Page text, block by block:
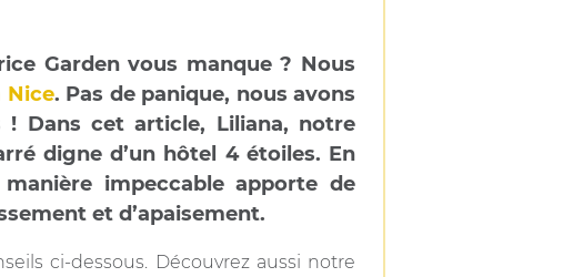
Garden vous manque ? Nous
Nice. Pas de panique, nous avons
! Dans cet article, Liliana, notre
digne d’un hôtel 4 étoiles. En
impeccable apporte de
et d’apaisement.
ci-dessous. Découvrez aussi notre